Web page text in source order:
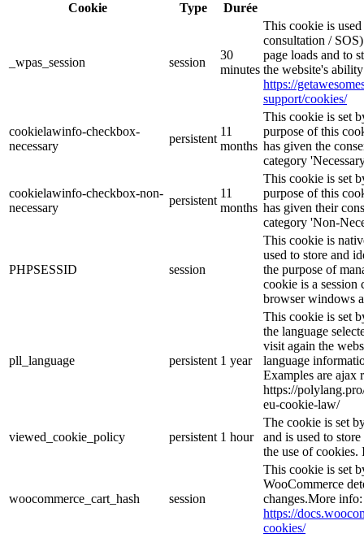
Cookie
Type Durée
_wpas_session session
30
minutes
This cookie is
consultation /
page loads and to
the website's
https://
support/cookies/
cookielawinfo-checkbox-
necessary
persistent
11
months
This cookie is set
purpose of this
has given the
category
cookielawinfo-checkbox-non-
necessary
persistent
11
months
This cookie is set
purpose of this
has given their
category 'Non-
PHPSESSID session
This cookie is
used to store and
the purpose of
cookie is a session
browser windows
pll_language persistent 1 year
This cookie is set
the language
visit again the
language
Examples are ajax
https://
eu-cookie-law/
viewed_cookie_policy persistent 1 hour
The cookie is set
and is used to
the use of cookies.
woocommerce_cart_hash session
This cookie is set
WooCommerce
changes.More info:
https://
cookies/